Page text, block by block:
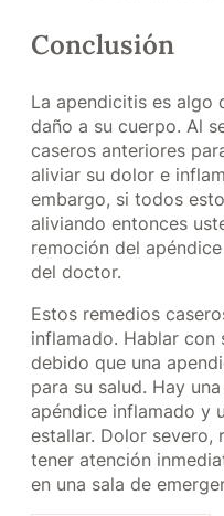
Conclusión
La apendicitis es algo
daño a su cuerpo. Al
caseros anteriores
aliviar su dolor e
embargo, si todos
aliviando entonces
remoción del
del doctor.
Estos remedios
inflamado. Hablar
debido que una
para su salud. Hay
apéndice inflamado y
estallar. Dolor severo,
tener atención
en una sala de